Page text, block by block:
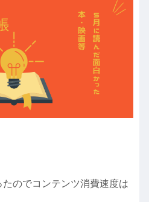
のでコンテンツ消費速度は